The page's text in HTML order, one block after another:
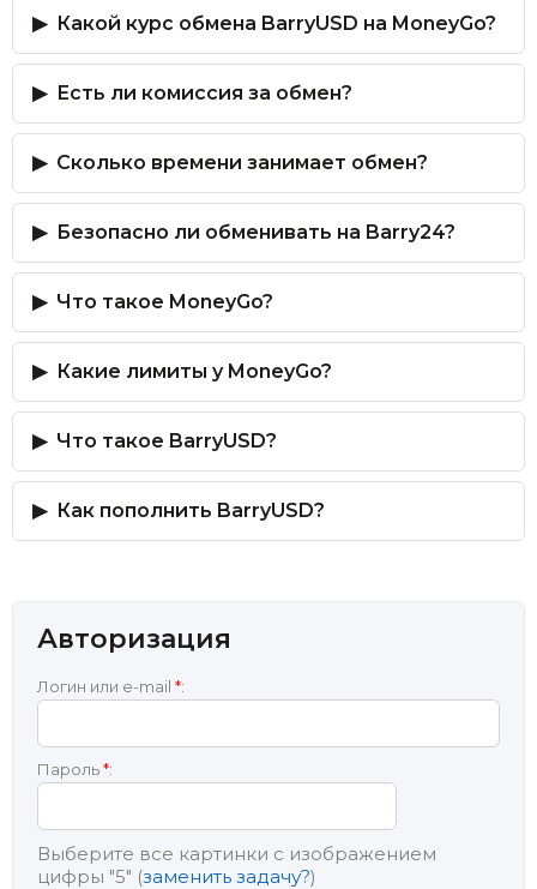
Какой курс обмена BarryUSD на MoneyGo?
Есть ли комиссия за обмен?
Сколько времени занимает обмен?
Безопасно ли обменивать на Barry24?
Что такое MoneyGo?
Какие лимиты у MoneyGo?
Что такое BarryUSD?
Как пополнить BarryUSD?
Авторизация
Логин или e-mail *:
Пароль*:
Выберите все картинки с изображением
цифры "5" (заменить задачу?)